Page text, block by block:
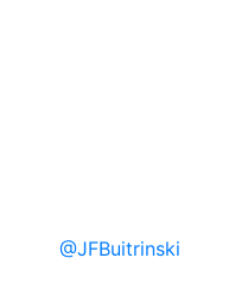
@JFBuitrinski